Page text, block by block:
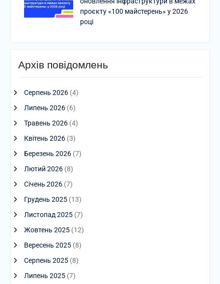
проєкту «100 майстерень» у 2026
році
Архів повідомлень
Серпень 2026(4)
Липень 2026(6)
Травень 2026(4)
Квітень 2026(3)
Березень 2026(7)
Лютий 2026(8)
Січень 2026(7)
Грудень 2025(13)
Листопад 2025(7)
Жовтень 2025(12)
Вересень 2025(8)
Серпень 2025(8)
Липень 2025(7)